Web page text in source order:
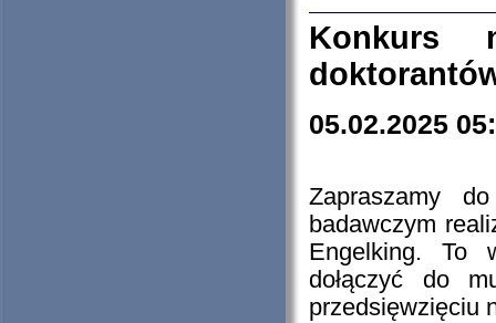
Konkurs
05.02.2025
Zapraszamy
badawczym
Engelking. To
dołączyć do
przedsięwzięciu